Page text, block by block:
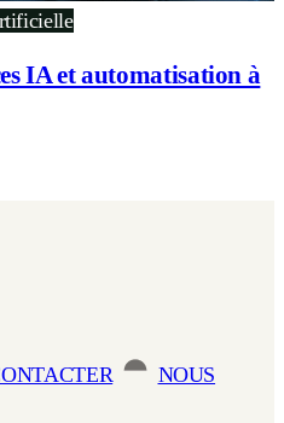
IA et automatisation à
NOUS